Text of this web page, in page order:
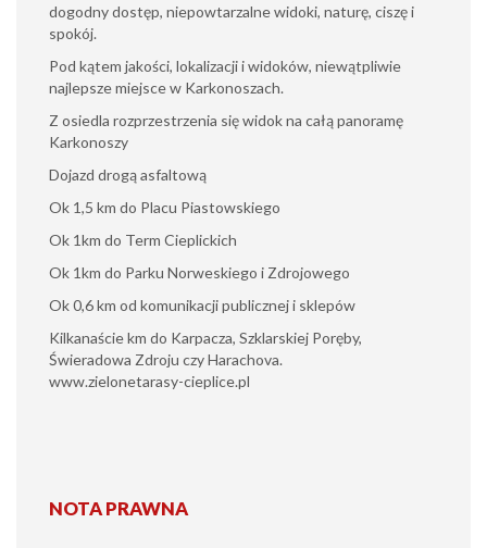
dogodny dostęp, niepowtarzalne widoki, naturę, ciszę i
spokój.
Pod kątem jakości, lokalizacji i widoków, niewątpliwie
najlepsze miejsce w Karkonoszach.
Z osiedla rozprzestrzenia się widok na całą panoramę
Karkonoszy
Dojazd drogą asfaltową
Ok 1,5 km do Placu Piastowskiego
Ok 1km do Term Cieplickich
Ok 1km do Parku Norweskiego i Zdrojowego
Ok 0,6 km od komunikacji publicznej i sklepów
Kilkanaście km do Karpacza, Szklarskiej Poręby,
Świeradowa Zdroju czy Harachova.
www.zielonetarasy-cieplice.pl
NOTA PRAWNA